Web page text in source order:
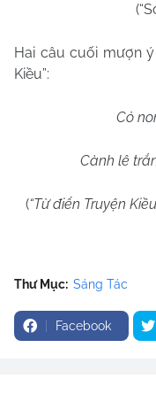
Hai câu cuối mượn
Kiều”:
Cỏ
Cành lê
(“Từ điển Truyện
Thư Mục: Sáng Tác
Facebook